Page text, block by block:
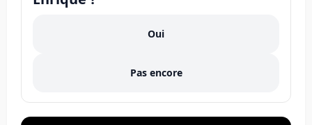
Oui
Pas encore